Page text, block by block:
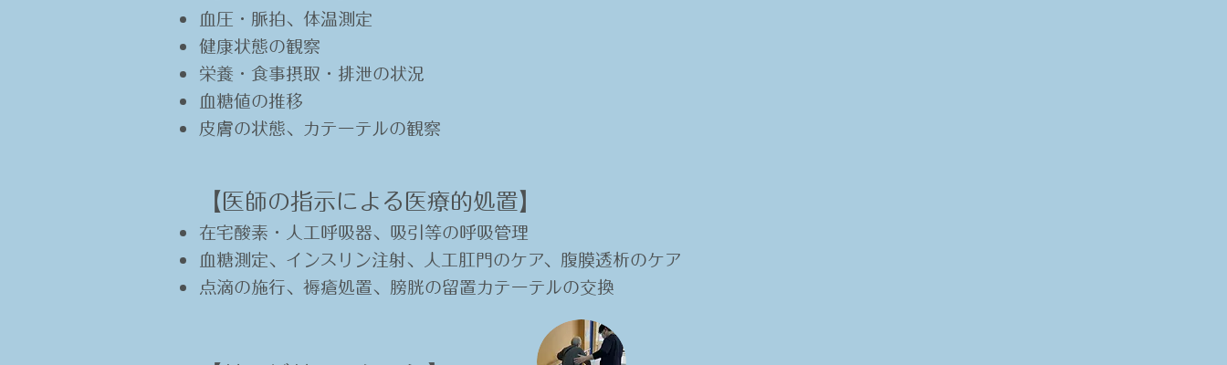
血圧・脈拍、体温測定
健康状態の観察
栄養・食事摂取・排泄の状況
血糖値の推移
皮膚の状態、カテーテルの観察
【医師の指示による医療的処置】​
在宅酸素・人工呼吸器、吸引等の呼吸管理
血糖測定、インスリン注射、人工肛門のケア、腹膜透析のケア
点滴の施行、褥瘡処置、膀胱の留置カテーテルの交換